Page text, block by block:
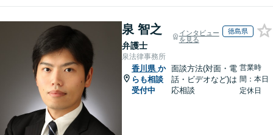
泉 智之
弁護士
インタビュー
を見る
徳島県
泉法律事務所
香川県 か
らも相談
受付中
面談方法(対面・電
話・ビデオなど)は
応相談
営業時
間：本日
定休日